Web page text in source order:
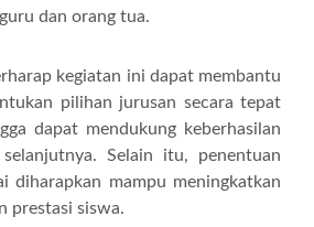
dan orang tua.
kegiatan ini dapat membantu
pilihan jurusan secara tepat
dapat mendukung keberhasilan
Selain itu, penentuan
diharapkan mampu meningkatkan
prestasi siswa.